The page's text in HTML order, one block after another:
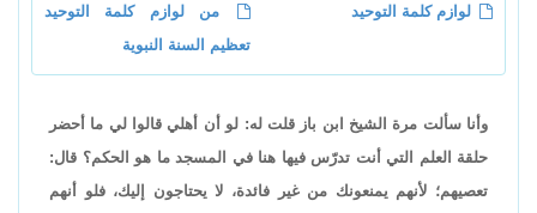
لوازم كلمة التوحيد
من لوازم كلمة التوحيد
تعظيم السنة النبوية
وأنا سألت مرة الشيخ ابن باز قلت له: لو أن أهلي قالوا لي ما أحضر
حلقة العلم التي أنت تدرّس فيها هنا في المسجد ما هو الحكم؟ قال:
تعصيهم؛ لأنهم يمنعونك من غير فائدة، لا يحتاجون إليك، فلو أنهم